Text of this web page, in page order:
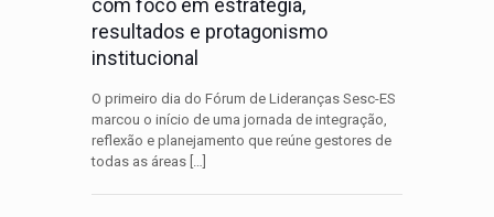
com foco em estratégia,
resultados e protagonismo
institucional
O primeiro dia do Fórum de Lideranças Sesc-ES
marcou o início de uma jornada de integração,
reflexão e planejamento que reúne gestores de
todas as áreas